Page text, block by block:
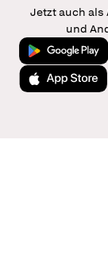
Jetzt auch als
und
Jetzt bei
Laden im App